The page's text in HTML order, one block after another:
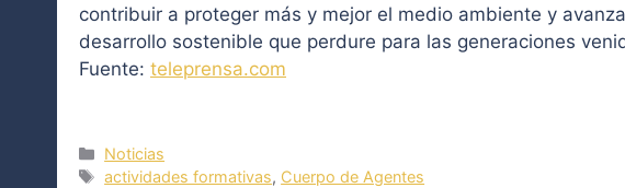
contribuir a proteger más y mejor el medio ambiente y
desarrollo sostenible que perdure para las generaciones
Fuente: teleprensa.com
Categorías
Noticias
Etiquetas
actividades formativas, Cuerpo de Agentes